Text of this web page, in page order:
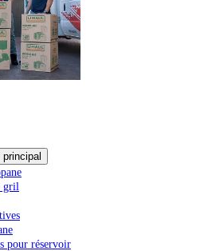
principal
gril
pour réservoir